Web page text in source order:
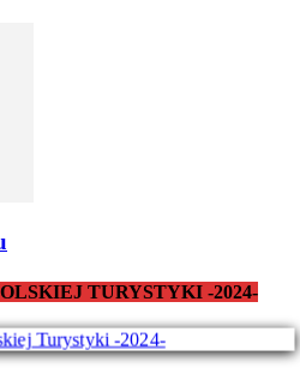
TURYSTYKI -2024-